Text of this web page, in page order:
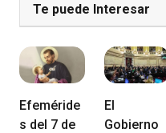
Te puede Interesar
Efeméride
s del 7 de
El
Gobierno